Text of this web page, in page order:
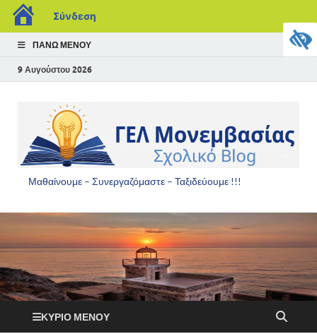
Σύνδεση
ΠΆΝΩ ΜΕΝΟΎ
9 Αυγούστου 2026
Μαθαίνουμε – Συνεργαζόμαστε – Ταξιδεύουμε !!!
ΚΎΡΙΟ ΜΕΝΟΎ